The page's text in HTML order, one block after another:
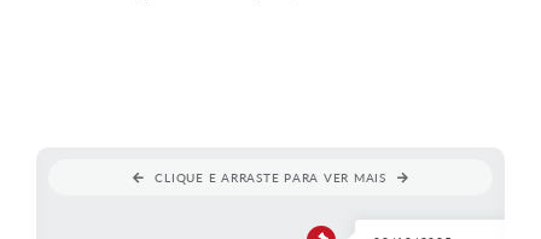
CLIQUE E ARRASTE PARA VER MAIS